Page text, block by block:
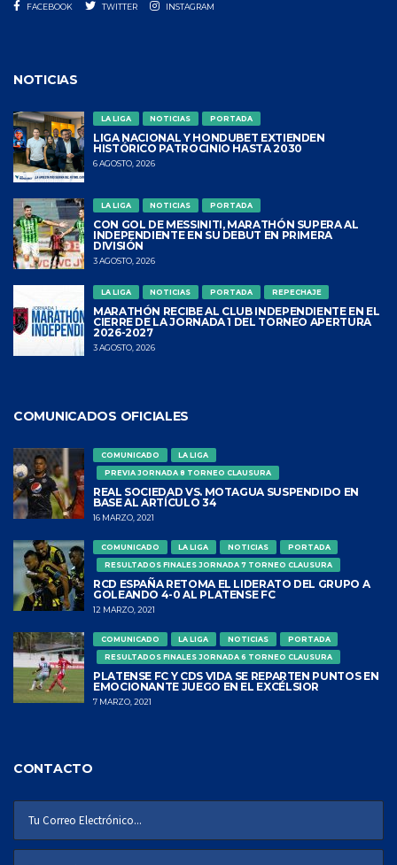
FACEBOOK TWITTER INSTAGRAM
NOTICIAS
LA LIGA NOTICIAS PORTADA
LIGA NACIONAL Y HONDUBET EXTIENDEN
HISTÓRICO PATROCINIO HASTA 2030
6 AGOSTO, 2026
LA LIGA NOTICIAS PORTADA
CON GOL DE MESSINITI, MARATHÓN SUPERA AL
INDEPENDIENTE EN SU DEBUT EN PRIMERA
DIVISIÓN
3 AGOSTO, 2026
LA LIGA NOTICIAS PORTADA REPECHAJE
MARATHÓN RECIBE AL CLUB INDEPENDIENTE EN EL
CIERRE DE LA JORNADA 1 DEL TORNEO APERTURA
2026-2027
3 AGOSTO, 2026
COMUNICADOS OFICIALES
COMUNICADO
LA LIGA
PREVIA JORNADA 8 TORNEO CLAUSURA
REAL SOCIEDAD VS. MOTAGUA SUSPENDIDO EN
BASE AL ARTÍCULO 34
16 MARZO, 2021
COMUNICADO LA LIGA NOTICIAS
PORTADA
RESULTADOS FINALES JORNADA 7 TORNEO CLAUSURA
RCD ESPAÑA RETOMA EL LIDERATO DEL GRUPO A
GOLEANDO 4-0 AL PLATENSE FC
12 MARZO, 2021
COMUNICADO LA LIGA NOTICIAS
PORTADA
RESULTADOS FINALES JORNADA 6 TORNEO CLAUSURA
PLATENSE FC Y CDS VIDA SE REPARTEN PUNTOS EN
EMOCIONANTE JUEGO EN EL EXCÉLSIOR
7 MARZO, 2021
CONTACTO